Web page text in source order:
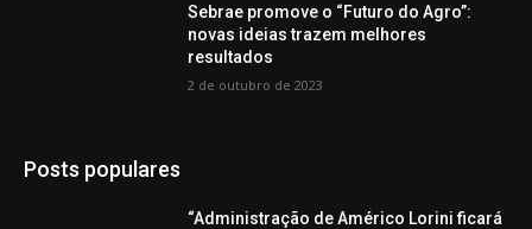
Sebrae promove o “Futuro do Agro”:
novas ideias trazem melhores
resultados
2 de outubro de 2023
Posts populares
“Administração de Américo Lorini ficará